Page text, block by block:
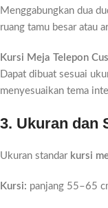
Menggabungkan dua
ruang tamu besar atau
Kursi Meja Telepon
Dapat dibuat sesuai
menyesuaikan tema
3. Ukuran dan
Ukuran standar kursi
Kursi: panjang 55–65